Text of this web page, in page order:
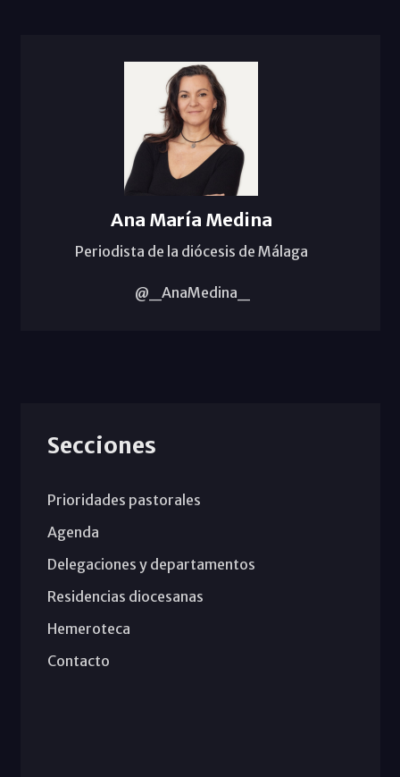
Ana María Medina
Periodista de la diócesis de Málaga
@_AnaMedina_
Secciones
Prioridades pastorales
Agenda
Delegaciones y departamentos
Residencias diocesanas
Hemeroteca
Contacto